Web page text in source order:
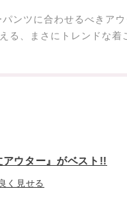
ンツに合わせるべきア
る、まさにトレンドな着
ウター』がベスト!!
く見せる